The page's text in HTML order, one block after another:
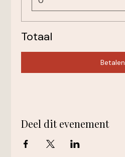
Totaal
Betalen
Deel dit evenement